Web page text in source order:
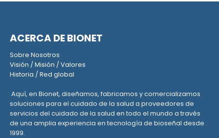
ACERCA DE BIONET
Sobre Nosotros
Visión /Misión /Valores
Historia /Red global
Aquí, en Bionet, diseñamos, fabricamos y comercializamos
soluciones para el cuidado de la salud a proveedores de
servicios del cuidado de la salud en todo el mundo a través
de una amplia experiencia en tecnología de bioseñal desde
1999.